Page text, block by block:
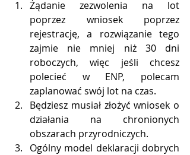
Żądanie zezwolenia na lot
poprzez wniosek poprzez
rejestrację, a rozwiązanie tego
zajmie nie mniej niż 30 dni
roboczych, więc jeśli chcesz
polecieć w ENP, polecam
zaplanować swój lot na czas.
Będziesz musiał złożyć wniosek o
działania na chronionych
obszarach przyrodniczych.
Ogólny model deklaracji dobrych